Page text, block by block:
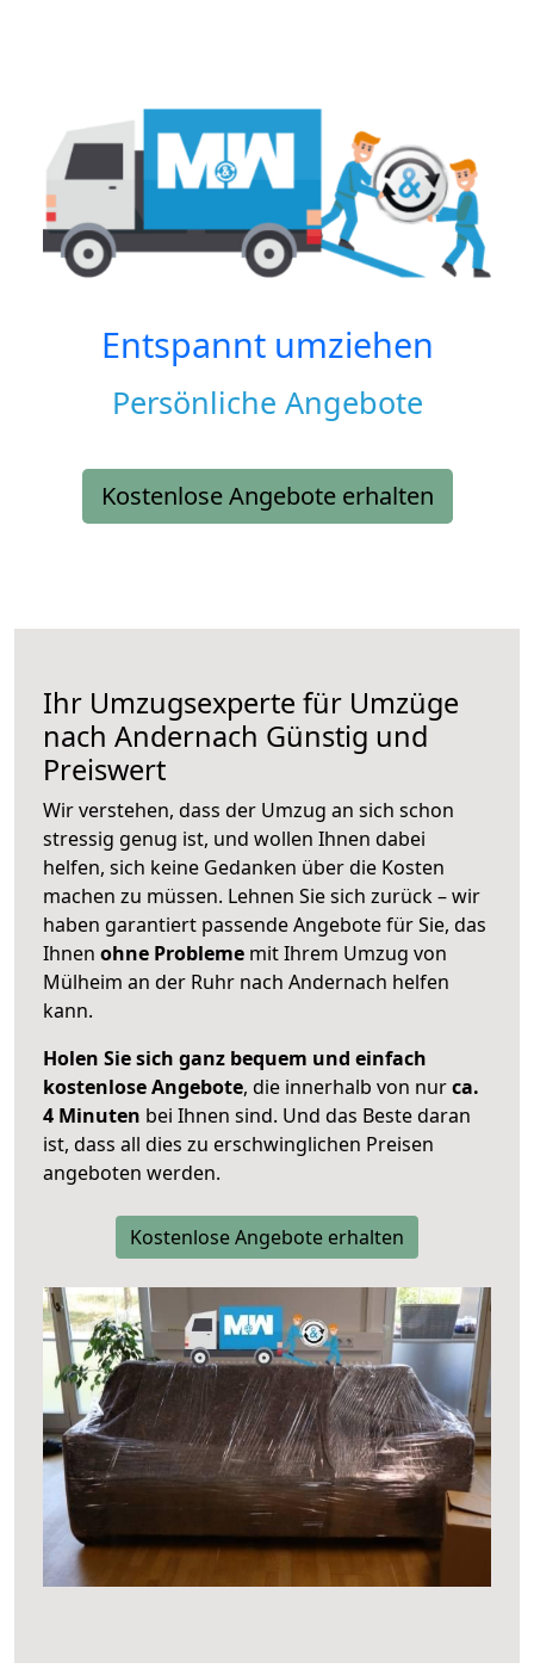
Entspannt umziehen
Persönliche Angebote
Kostenlose Angebote erhalten
Ihr Umzugsexperte für Umzüge
nach Andernach Günstig und
Preiswert
Wir verstehen, dass der Umzug an sich schon
stressig genug ist, und wollen Ihnen dabei
helfen, sich keine Gedanken über die Kosten
machen zu müssen. Lehnen Sie sich zurück – wir
haben garantiert passende Angebote für Sie, das
Ihnen ohne Probleme mit Ihrem Umzug von
Mülheim an der Ruhr nach Andernach helfen
kann.
Holen Sie sich ganz bequem und einfach
kostenlose Angebote, die innerhalb von nurca.
4 Minuten bei Ihnen sind. Und das Beste daran
ist, dass all dies zu erschwinglichen Preisen
angeboten werden.
Kostenlose Angebote erhalten